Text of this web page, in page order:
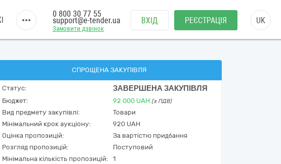
Замовити дзвінок
0 800 30 77 55
support@e-tender.ua ВХІД РЕЄСТРАЦІЯ UK
СПРОЩЕНА ЗАКУПІВЛЯ
Статус: ЗАВЕРШЕНА ЗАКУПІВЛЯ
Бюджет: 92 000 UAH (з ПДВ)
Вид предмету закупівлі:
Товари
Мінімальний крок аукціону:
920 UAH
Оцінка пропозицій:
За вартістю придбання
Розгляд пропозицій:
Поступовий
Мінімальна кількість пропозицій:
1